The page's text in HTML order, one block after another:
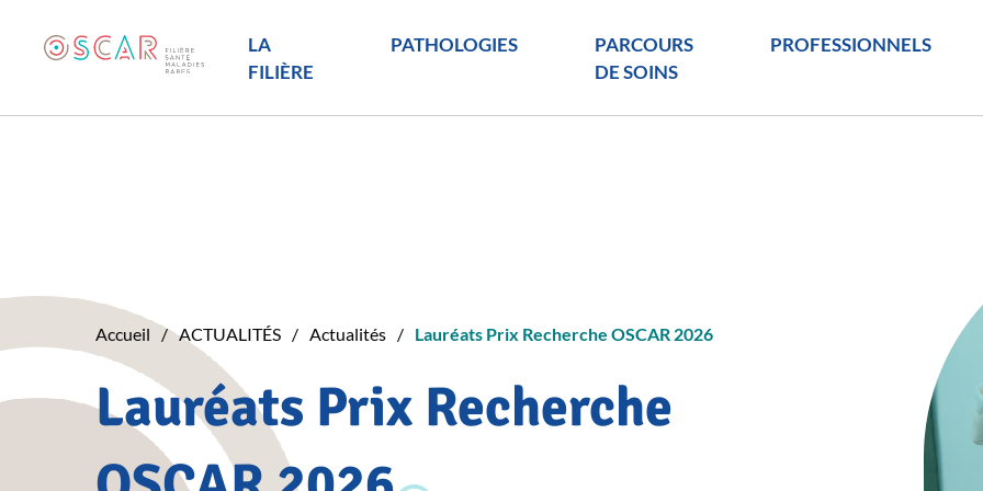
LA
FILIÈRE
PATHOLOGIES
PARCOURS
DE SOINS
PROFESSIONNELS
Accueil ACTUALITÉS Actualités Lauréats Prix Recherche OSCAR 2026
Lauréats Prix Recherche